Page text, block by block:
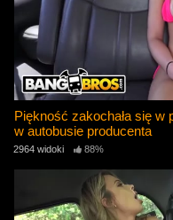
Piękność zakochała się w
w autobusie producenta
2964 widoki 88%